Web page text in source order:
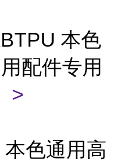
本色
配件专用
>
色通用高